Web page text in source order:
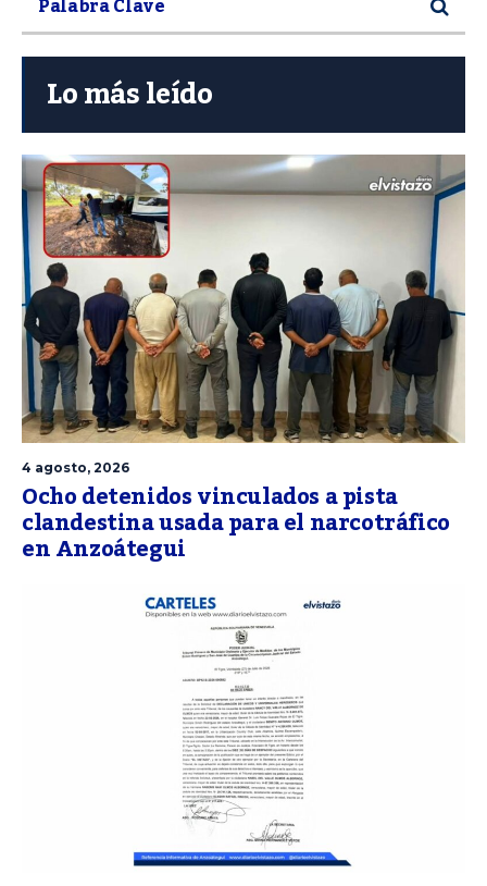
Lo más leído
4 agosto, 2026
Ocho detenidos vinculados a pista
clandestina usada para el narcotráfico
en Anzoátegui